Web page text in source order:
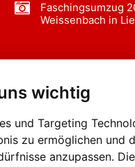
wichtig
und Targeting
zu ermöglichen und
anzupassen.
Faschingsumzug
Weissenbach in
+43 (0)664